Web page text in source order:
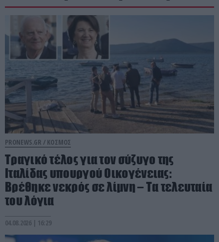
PRONEWS.GR / ΚΟΣΜΟΣ
Τραγικό τέλος για τον σύζυγο της
Ιταλίδας υπουργού Οικογένειας:
Βρέθηκε νεκρός σε λίμνη – Τα τελευταία
του λόγια
04.08.2026 | 16:29